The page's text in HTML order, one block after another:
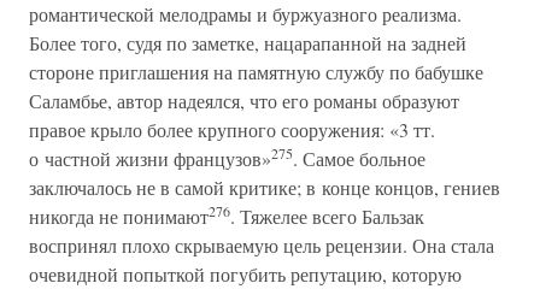
романтической мелодрамы и буржуазного реализма.
Более того, судя по заметке, нацарапанной на задней
стороне приглашения на памятную службу по бабушке
Саламбье, автор надеялся, что его романы образуют
правое крыло более крупного сооружения: «3 тт.
о частной жизни французов»275. Самое больное
заключалось не в самой критике; в конце концов, гениев
никогда не понимают276. Тяжелее всего Бальзак
воспринял плохо скрываемую цель рецензии. Она стала
очевидной попыткой погубить репутацию, которую